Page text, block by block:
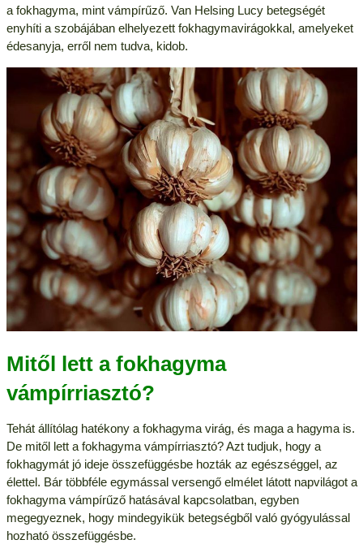
a fokhagyma, mint vámpírűző. Van Helsing Lucy betegségét
enyhíti a szobájában elhelyezett fokhagymavirágokkal, amelyeket
édesanyja, erről nem tudva, kidob.
Mitől lett a fokhagyma
vámpírriasztó?
Tehát állítólag hatékony a fokhagyma virág, és maga a hagyma is.
De mitől lett a fokhagyma vámpírriasztó? Azt tudjuk, hogy a
fokhagymát jó ideje összefüggésbe hozták az egészséggel, az
élettel. Bár többféle egymással versengő elmélet látott napvilágot a
fokhagyma vámpírűző hatásával kapcsolatban, egyben
megegyeznek, hogy mindegyikük betegségből való gyógyulással
hozható összefüggésbe.